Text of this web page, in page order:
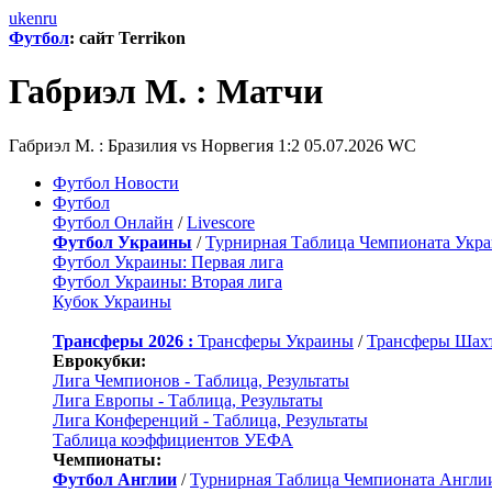
ukenru
Футбол: сайт Terrikon
Габриэл М. : Матчи
Габриэл М. : Бразилия vs Норвегия 1:2 05.07.2026 WC
Футбол Новости
Футбол
Футбол Онлайн /Livescore
Футбол Украины /Турнирная Таблица Чемпионата
Футбол Украины: Первая лига
Футбол Украины: Вторая лига
Кубок Украины
Трансферы 2026 : Трансферы Украины /Трансферы
Еврокубки:
Лига Чемпионов - Таблица, Результаты
Лига Европы - Таблица, Результаты
Лига Конференций - Таблица, Результаты
Таблица коэффициентов УЕФА
Чемпионаты:
Футбол Англии /Турнирная Таблица Чемпионата